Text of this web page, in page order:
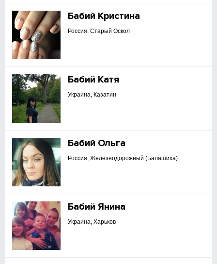
Бабий Кристина
Россия, Старый Оскол
Бабий Катя
Украина, Казатин
Бабий Ольга
Россия, Железнодорожный (Балашиха)
Бабий Янина
Украина, Харьков